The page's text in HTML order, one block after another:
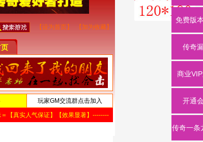
索
免费版
传奇
商业
开通
传奇一条